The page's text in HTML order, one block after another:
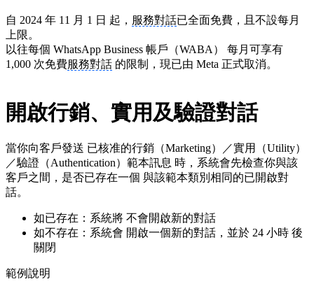
自 2024 年 11 月 1 日 起， 服務對話已全面免費，且不設每月
上限。
以往每個 WhatsApp Business 帳戶（WABA） 每月可享有
1,000 次免費服務對話 的限制，現已由 Meta 正式取消。
開啟行銷、實用及驗證對話
當你向客戶發送 已核准的行銷（Marketing）／實用（Utility）
／驗證（Authentication）範本訊息 時，系統會先檢查你與該
客戶之間，是否已存在一個 與該範本類別相同的已開啟對
話。
如已存在：系統將 不會開啟新的對話
如不存在：系統會 開啟一個新的對話，並於 24 小時 後
關閉
範例說明